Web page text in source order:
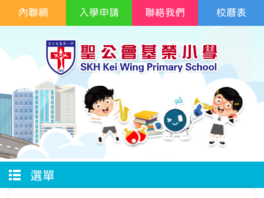
校曆表
內聯網 入學申請 聯絡我們
選單